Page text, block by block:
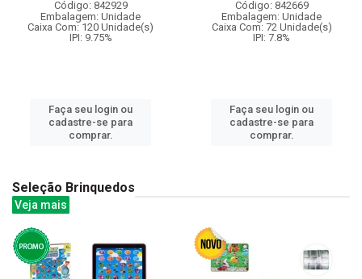
Código: 842929
Embalagem: Unidade
Caixa Com: 120 Unidade(s)
IPI: 9.75%
Faça seu login ou
cadastre-se para
comprar.
Código: 842669
Embalagem: Unidade
Caixa Com: 72 Unidade(s)
IPI: 7.8%
Faça seu login ou
cadastre-se para
comprar.
Seleção Brinquedos
Veja mais